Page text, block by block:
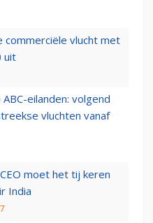
vlucht met
uit
eilanden: volgend
vluchten vanaf
moet het tij keren
India